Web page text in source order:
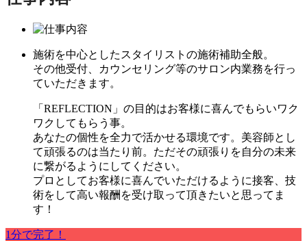
施術を中心としたスタイリストの施術補助全般。
その他受付、カウンセリング等のサロン内業務を行っ
ていただきます。
「REFLECTION」の目的はお客様に喜んでもらいワク
ワクしてもらう事。
あなたの個性を全力で活かせる環境です。美容師とし
て頑張るのは当たり前。ただその頑張りを自分の未来
に繋がるようにしてください。
プロとしてお客様に喜んでいただけるように接客、技
術をして高い報酬を受け取って頂きたいと思ってま
す！
1分で完了！